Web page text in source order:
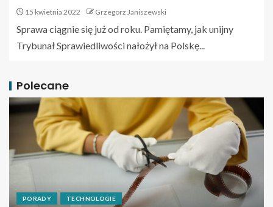
15 kwietnia 2022 Grzegorz Janiszewski
Sprawa ciągnie się już od roku. Pamiętamy, jak unijny
Trybunał Sprawiedliwości nałożył na Polskę...
Polecane
PORADY TECHNOLOGIE